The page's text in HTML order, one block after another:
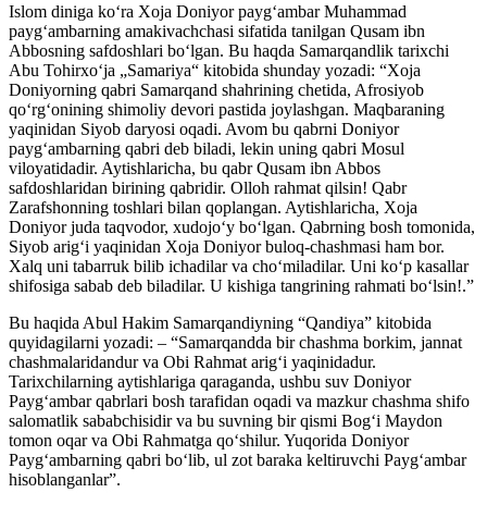
Islom diniga ko‘ra Xoja Doniyor payg‘ambar Muhammad
payg‘ambarning amakivachchasi sifatida tanilgan Qusam ibn
Abbosning safdoshlari bo‘lgan. Bu haqda Samarqandlik tarixchi
Abu Tohirxoʻja „Samariya“ kitobida shunday yozadi: “Xoja
Doniyorning qabri Samarqand shahrining chetida, Afrosiyob
qoʻrgʻonining shimoliy devori pastida joylashgan. Maqbaraning
yaqinidan Siyob daryosi oqadi. Avom bu qabrni Doniyor
paygʻambarning qabri deb biladi, lekin uning qabri Mosul
viloyatidadir. Aytishlaricha, bu qabr Qusam ibn Abbos
safdoshlaridan birining qabridir. Olloh rahmat qilsin! Qabr
Zarafshonning toshlari bilan qoplangan. Aytishlaricha, Xoja
Doniyor juda taqvodor, xudojoʻy boʻlgan. Qabrning bosh tomonida,
Siyob arigʻi yaqinidan Xoja Doniyor buloq-chashmasi ham bor.
Xalq uni tabarruk bilib ichadilar va choʻmiladilar. Uni koʻp kasallar
shifosiga sabab deb biladilar. U kishiga tangrining rahmati boʻlsin!.”
Bu haqida Abul Hakim Samarqandiyning “Qandiya” kitobida
quyidagilarni yozadi: – “Samarqandda bir chashma borkim, jannat
chashmalaridandur va Obi Rahmat arigʻi yaqinidadur.
Tarixchilarning aytishlariga qaraganda, ushbu suv Doniyor
Paygʻambar qabrlari bosh tarafidan oqadi va mazkur chashma shifo
salomatlik sababchisidir va bu suvning bir qismi Bogʻi Maydon
tomon oqar va Obi Rahmatga qoʻshilur. Yuqorida Doniyor
Paygʻambarning qabri boʻlib, ul zot baraka keltiruvchi Paygʻambar
hisoblanganlar”.